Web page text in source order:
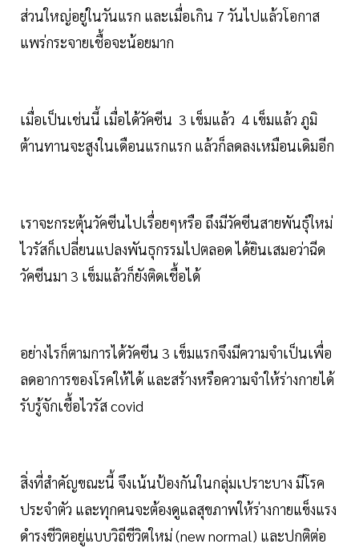
ส่วนใหญ่อยู่ในวันแรก และเมื่อเกิน 7 วันไปแล้วโอกาส
แพร่กระจายเชื้อจะน้อยมาก
เมื่อเป็นเช่นนี้ เมื่อได้วัคซีน 3 เข็มแล้ว 4 เข็มแล้ว ภูมิ
ต้านทานจะสูงในเดือนแรกแรก แล้วก็ลดลงเหมือนเดิมอีก
เราจะกระตุ้นวัคซีนไปเรื่อยๆหรือ ถึงมีวัคซีนสายพันธุ์ใหม่
ไวรัสก็เปลี่ยนแปลงพันธุกรรมไปตลอด ได้ยินเสมอว่าฉีด
วัคซีนมา 3 เข็มแล้วก็ยังติดเชื้อได้
อย่างไรก็ตามการได้วัคซีน 3 เข็มแรกจึงมีความจำเป็นเพื่อ
ลดอาการของโรคให้ได้ และสร้างหรือความจำให้ร่างกายได้
รับรู้จักเชื้อไวรัส covid
สิ่งที่สำคัญขณะนี้ จึงเน้นป้องกันในกลุ่มเปราะบาง มีโรค
ประจำตัว และทุกคนจะต้องดูแลสุขภาพให้ร่างกายแข็งแรง
ดำรงชีวิตอยู่แบบวิถีชีวิตใหม่ (new normal) และปกติต่อ